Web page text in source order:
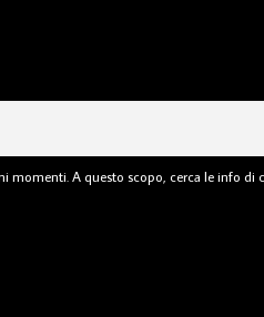
momenti. A questo scopo, cerca le info di